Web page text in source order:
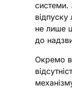
системи.
відпуску
не лише
до
Окремо в